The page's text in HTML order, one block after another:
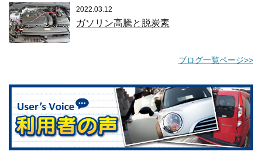
2022.03.12
ガソリン高騰と脱炭素
ブログ一覧ページ>>